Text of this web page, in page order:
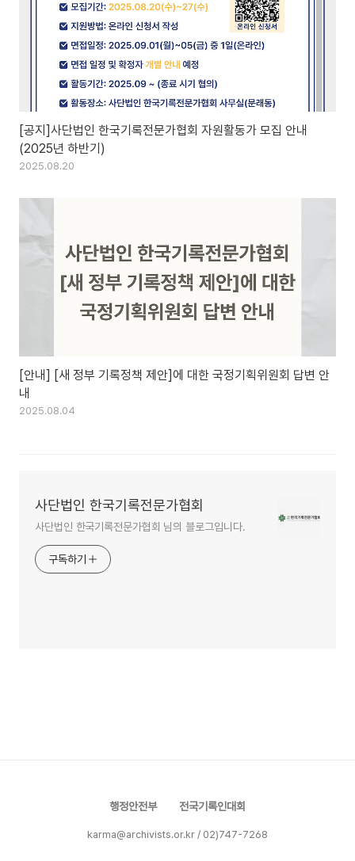
[공지]사단법인 한국기록전문가협회 자원활동가 모집 안내
(2025년 하반기)
2025.08.20
[안내] [새 정부 기록정책 제안]에 대한 국정기획위원회 답변 안
내
2025.08.04
사단법인 한국기록전문가협회
사단법인 한국기록전문가협회 님의 블로그입니다.
구독하기
행정안전부 전국기록인대회
karma@archivists.or.kr / 02)747-7268